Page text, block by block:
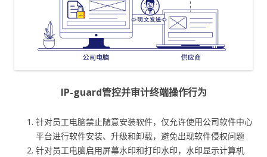
IP-guard管控并审计终端操作行为
针对员工电脑禁止随意安装软件，仅允许使用公司软件中心
平台进行软件安装、升级和卸载，避免出现软件侵权问题
针对员工电脑启用屏幕水印和打印水印，水印显示计算机